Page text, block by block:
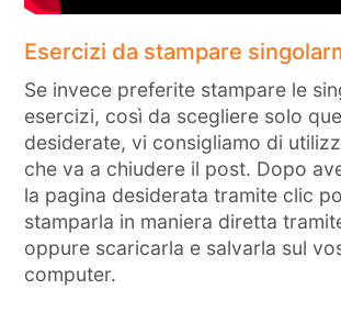
Esercizi da stampare
Se invece preferite stampare le
esercizi, così da scegliere solo
desiderate, vi consigliamo di
che va a chiudere il post. Dopo
la pagina desiderata tramite clic
stamparla in maniera diretta
oppure scaricarla e salvarla sul
computer.